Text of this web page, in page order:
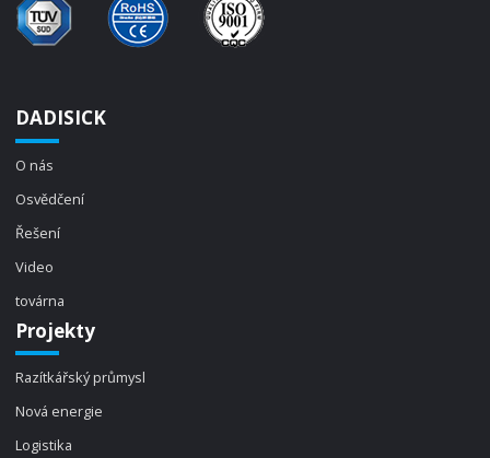
DADISICK
O nás
Osvědčení
Řešení
Video
továrna
Projekty
Razítkářský průmysl
Nová energie
Logistika